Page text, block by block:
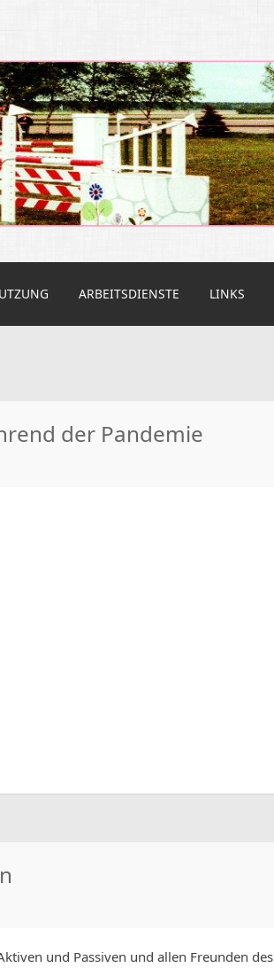
Altendorf
ARBEITSDIENSTE LINKS
der Pandemie
und Passiven und allen Freunden des